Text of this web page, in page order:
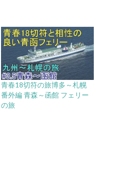
青春18切符の旅博多～札幌
番外編 青森～函館 フェリー
の旅